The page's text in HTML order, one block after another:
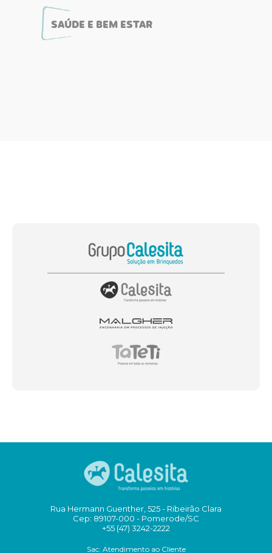
SAÚDE E BEM ESTAR
Rua Hermann Guenther, 525 - Ribeirão Clara
Cep: 89107-000 - Pomerode/SC
+55 (47) 3242-2222
Sac: Atendimento ao Cliente